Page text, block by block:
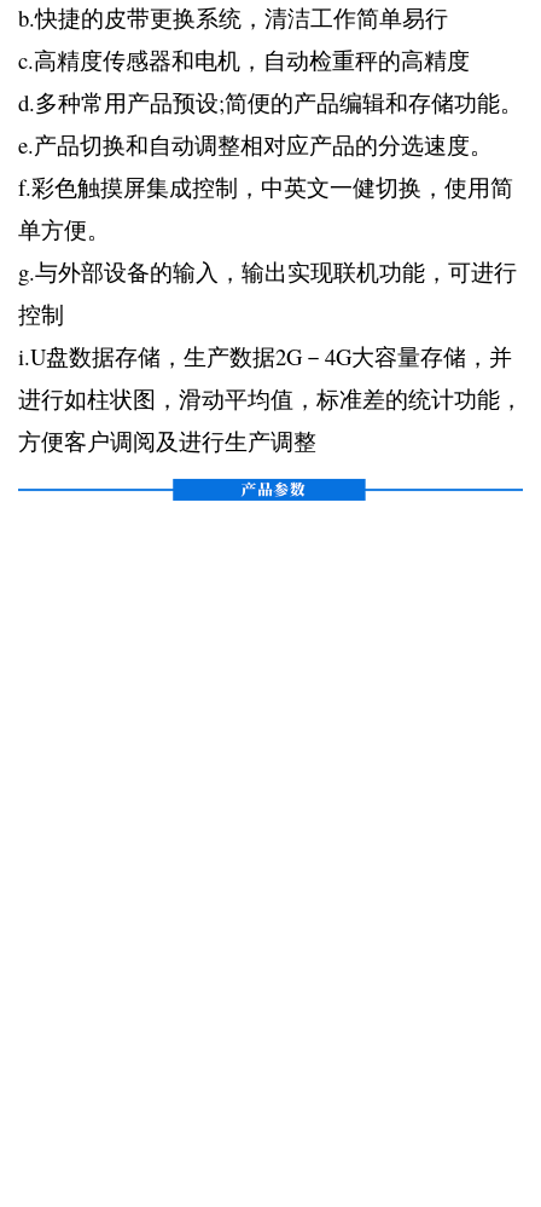
b.快捷的皮带更换系统，清洁工作简单易行
c.高精度传感器和电机，自动检重秤的高精度
d.多种常用产品预设;简便的产品编辑和存储功能。
e.产品切换和自动调整相对应产品的分选速度。
f.彩色触摸屏集成控制，中英文一健切换，使用简
单方便。
g.与外部设备的输入，输出实现联机功能，可进行
控制
i.U盘数据存储，生产数据2G－4G大容量存储，并
进行如柱状图，滑动平均值，标准差的统计功能，
方便客户调阅及进行生产调整